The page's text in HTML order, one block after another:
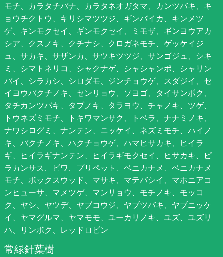
モチ、カラタチバナ、カラタネオガタマ、カンツバキ、キ
ョウチクトウ、キリシマツツジ、ギンバイカ、キンメツ
ゲ、キンモクセイ、ギンモクセイ、ミモザ、ギンヨウアカ
シア、クスノキ、クチナシ、クロガネモチ、ゲッケイジ
ュ、サカキ、サザンカ、サツキツツジ、サンゴジュ、シキ
ミ、シマトネリコ、シャクナゲ、シャシャンポ、シャリン
バイ、シラカシ、シロダモ、ジンチョウゲ、スダジイ、セ
イヨウバクチノキ、センリョウ、ソヨゴ、タイサンボク、
タチカンツバキ、タブノキ、タラヨウ、チャノキ、ツゲ、
トウネズミモチ、トキワマンサク、トベラ、ナナミノキ、
ナワシログミ、ナンテン、ニッケイ、ネズミモチ、ハイノ
キ、バクチノキ、ハクチョウゲ、ハマヒサカキ、ヒイラ
ギ、ヒイラギナンテン、ヒイラギモクセイ、ヒサカキ、ピ
ラカンサス、ビワ、プリペット、ベニカナメ、ベニカナメ
モチ、ボックスウッド、マサキ、マテバシイ、マホニアコ
ンヒューサ、マメツゲ、マンリョウ、モチノキ、モッコ
ク、ヤシ、ヤツデ、ヤブコウジ、ヤブツバキ、ヤブニッケ
イ、ヤマグルマ、ヤマモモ、ユーカリノキ、ユズ、ユズリ
ハ、リンボク、レッドロビン
常緑針葉樹